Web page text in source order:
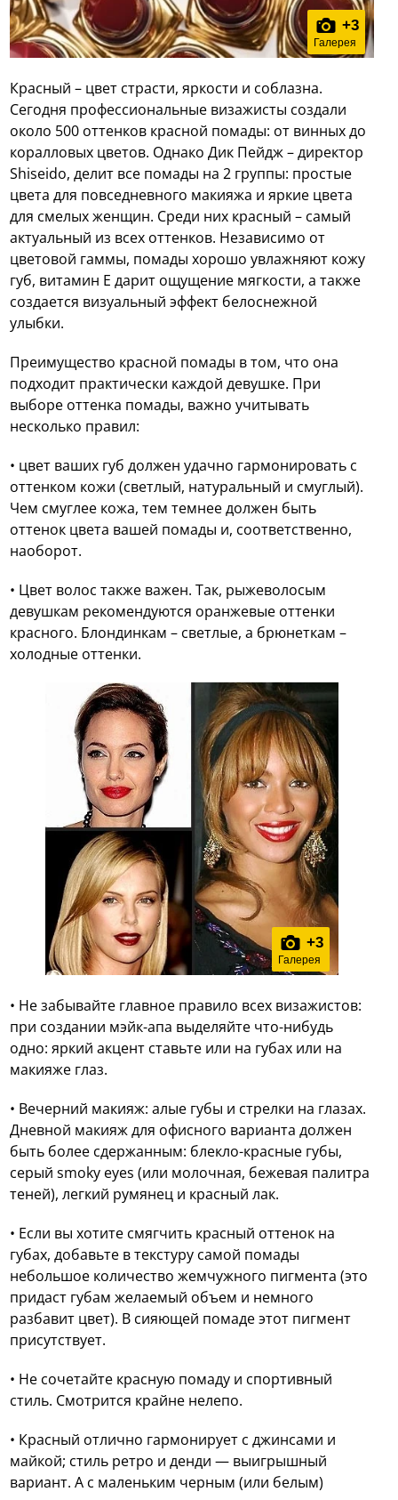
+3
Галерея
Красный – цвет страсти, яркости и соблазна.
Сегодня профессиональные визажисты создали
около 500 оттенков красной помады: от винных до
коралловых цветов. Однако Дик Пейдж – директор
Shiseido, делит все помады на 2 группы: простые
цвета для повседневного макияжа и яркие цвета
для смелых женщин. Среди них красный – самый
актуальный из всех оттенков. Независимо от
цветовой гаммы, помады хорошо увлажняют кожу
губ, витамин Е дарит ощущение мягкости, а также
создается визуальный эффект белоснежной
улыбки.
Преимущество красной помады в том, что она
подходит практически каждой девушке. При
выборе оттенка помады, важно учитывать
несколько правил:
• цвет ваших губ должен удачно гармонировать с
оттенком кожи (светлый, натуральный и смуглый).
Чем смуглее кожа, тем темнее должен быть
оттенок цвета вашей помады и, соответственно,
наоборот.
• Цвет волос также важен. Так, рыжеволосым
девушкам рекомендуются оранжевые оттенки
красного. Блондинкам – светлые, а брюнеткам –
холодные оттенки.
+3
Галерея
• Не забывайте главное правило всех визажистов:
при создании мэйк-апа выделяйте что-нибудь
одно: яркий акцент ставьте или на губах или на
макияже глаз.
• Вечерний макияж: алые губы и стрелки на глазах.
Дневной макияж для офисного варианта должен
быть более сдержанным: блекло-красные губы,
серый smoky eyes (или молочная, бежевая палитра
теней), легкий румянец и красный лак.
• Если вы хотите смягчить красный оттенок на
губах, добавьте в текстуру самой помады
небольшое количество жемчужного пигмента (это
придаст губам желаемый объем и немного
разбавит цвет). В сияющей помаде этот пигмент
присутствует.
• Не сочетайте красную помаду и спортивный
стиль. Смотрится крайне нелепо.
• Красный отлично гармонирует с джинсами и
майкой; стиль ретро и денди — выигрышный
вариант. А с маленьким черным (или белым)